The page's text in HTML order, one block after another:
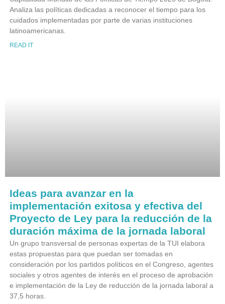
Analiza las políticas dedicadas a reconocer el tiempo para los
cuidados implementadas por parte de varias instituciones
latinoamericanas.
READ IT
Ideas para avanzar en la
implementación exitosa y efectiva del
Proyecto de Ley para la reducción de la
duración máxima de la jornada laboral
Un grupo transversal de personas expertas de la TUI elabora
estas propuestas para que puedan ser tomadas en
consideración por los partidos políticos en el Congreso, agentes
sociales y otros agentes de interés en el proceso de aprobación
e implementación de la Ley de reducción de la jornada laboral a
37,5 horas.